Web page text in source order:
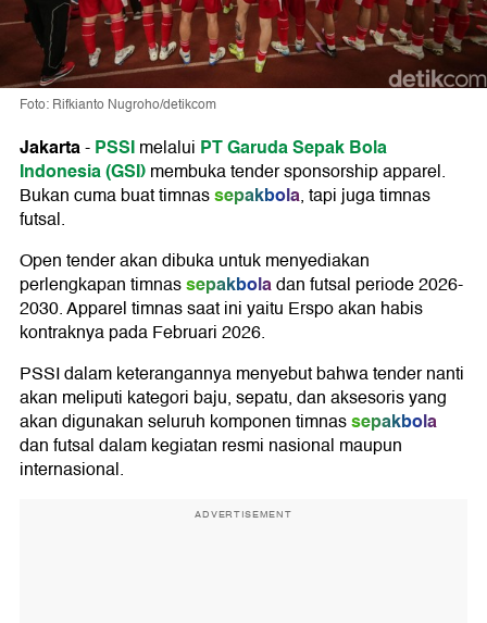
Foto: Rifkianto Nugroho/detikcom
Jakarta-PSSImelalui PT Garuda Sepak Bola
Indonesia (GSI)membuka tender sponsorship apparel.
Bukan cuma buat timnassepakbola, tapi juga timnas
futsal.
Open tender akan dibuka untuk menyediakan
perlengkapan timnassepakboladan futsal periode 2026-
2030. Apparel timnas saat ini yaitu Erspo akan habis
kontraknya pada Februari 2026.
PSSI dalam keterangannya menyebut bahwa tender nanti
akan meliputi kategori baju, sepatu, dan aksesoris yang
akan digunakan seluruh komponen timnassepakbola
dan futsal dalam kegiatan resmi nasional maupun
internasional.
ADVERTISEMENT